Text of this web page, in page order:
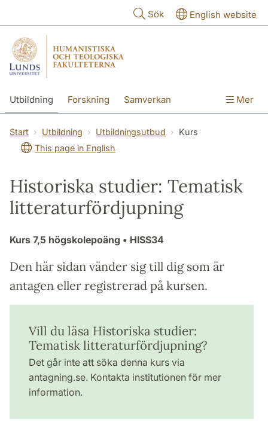
Sök English website
Utbildning Forskning Samverkan Mer
Start Utbildning Utbildningsutbud
Kurs
This page in English
Historiska studier: Tematisk
litteraturfördjupning
Kurs 7,5 högskolepoäng • HISS34
Den här sidan vänder sig till dig som är
antagen eller registrerad på kursen.
Vill du läsa Historiska studier:
Tematisk litteraturfördjupning?
Det går inte att söka denna kurs via
antagning.se. Kontakta institutionen för mer
information.